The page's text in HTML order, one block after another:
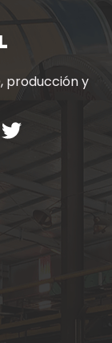
producción y